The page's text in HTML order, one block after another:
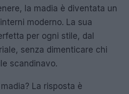
la madia è diventata un
moderno. La sua
per ogni stile, dal
senza dimenticare chi
scandinavo.
La risposta è